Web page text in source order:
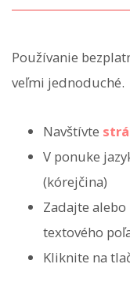
Používanie
veľmi jednoduché.
Navštívte
V ponuke
(kórejčina)
Zadajte
textového
Kliknite na